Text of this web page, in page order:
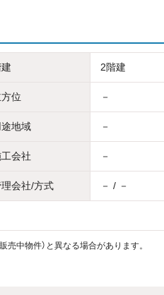
2階建
位 －
途地域 －
会社 －
会社/方式 － / －
中物件）と異なる場合があります。